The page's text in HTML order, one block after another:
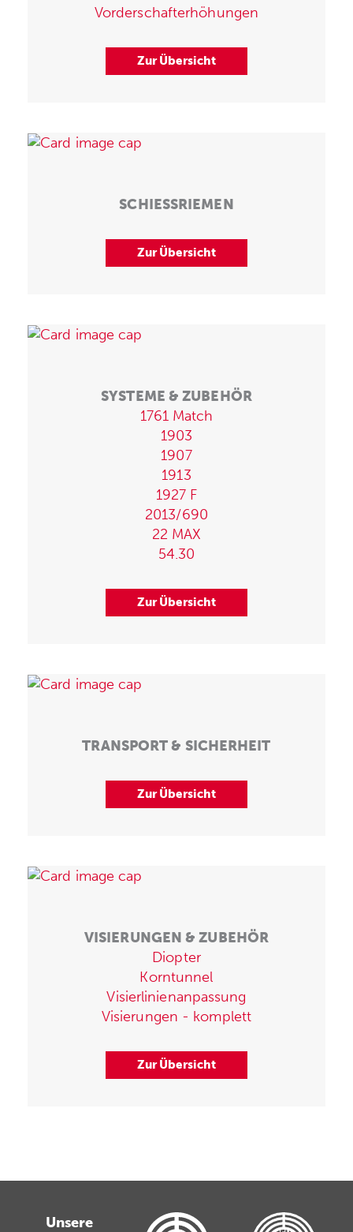
Vorderschafterhöhungen
Zur Übersicht
SCHIESSRIEMEN
Zur Übersicht
SYSTEME & ZUBEHÖR
1761 Match
1903
1907
1913
1927 F
2013/690
22 MAX
54.30
Zur Übersicht
TRANSPORT & SICHERHEIT
Zur Übersicht
VISIERUNGEN & ZUBEHÖR
Diopter
Korntunnel
Visierlinienanpassung
Visierungen - komplett
Zur Übersicht
Unsere